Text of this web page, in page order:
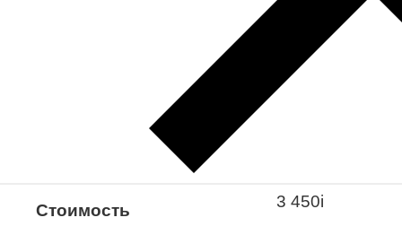
Закажите понравившуюся модель
в ближайший салон “Оптик-Экспресс”.
*Доступно для Республики
Стоимость 3 450i